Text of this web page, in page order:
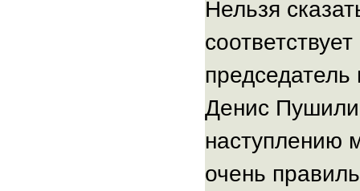
Нельзя
Денис
наступлению
очень